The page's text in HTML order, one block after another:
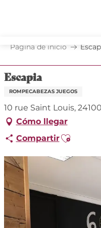
principal
Página de inicio
Escapia
ROMPECABEZAS JUEGOS
10 rue Saint Louis,
Cómo llegar
CompartirAjouter